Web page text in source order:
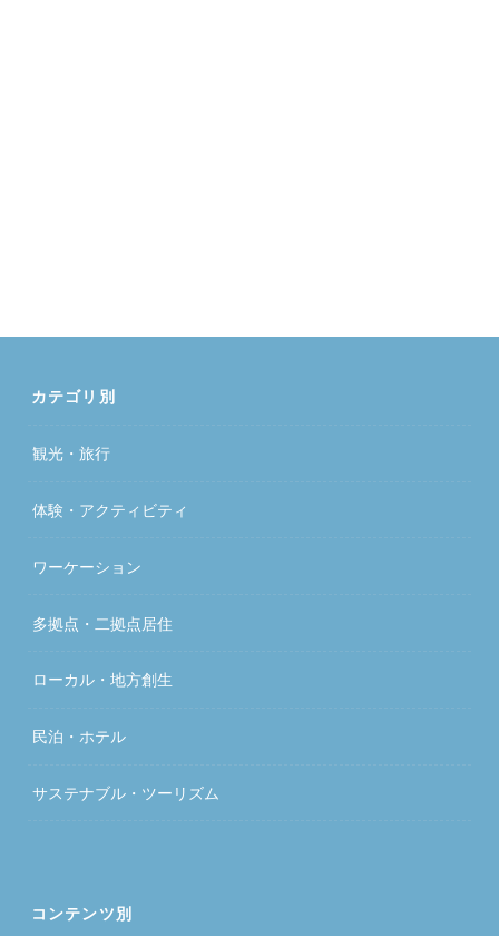
カテゴリ別
観光・旅行
体験・アクティビティ
ワーケーション
多拠点・二拠点居住
ローカル・地方創生
民泊・ホテル
サステナブル・ツーリズム
コンテンツ別